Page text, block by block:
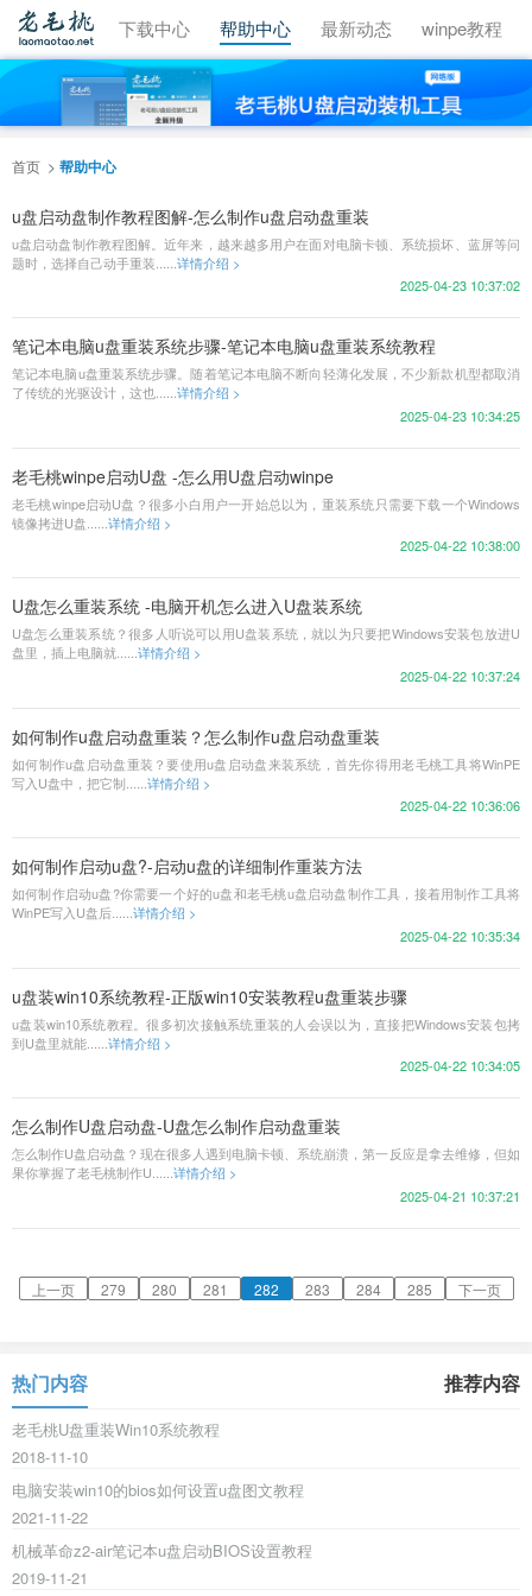
视频教程 下载中心 帮助中心 最新动态 winpe教程
首页 帮助中心
u盘启动盘制作教程图解-怎么制作u盘启动盘重装
u盘启动盘制作教程图解。近年来，越来越多用户在面对电脑卡顿、系统损坏、蓝屏等问
题时，选择自己动手重装...... 详情介绍 >
2025-04-23 10:37:02
笔记本电脑u盘重装系统步骤-笔记本电脑u盘重装系统教程
笔记本电脑u盘重装系统步骤。随着笔记本电脑不断向轻薄化发展，不少新款机型都取消
了传统的光驱设计，这也......详情介绍 >
2025-04-23 10:34:25
老毛桃winpe启动U盘 -怎么用U盘启动winpe
老毛桃winpe启动U盘？很多小白用户一开始总以为，重装系统只需要下载一个Windows
镜像拷进U盘...... 详情介绍 >
2025-04-22 10:38:00
U盘怎么重装系统 -电脑开机怎么进入U盘装系统
U盘怎么重装系统？很多人听说可以用U盘装系统，就以为只要把Windows安装包放进U
盘里，插上电脑就......详情介绍 >
2025-04-22 10:37:24
如何制作u盘启动盘重装？怎么制作u盘启动盘重装
如何制作u盘启动盘重装？要使用u盘启动盘来装系统，首先你得用老毛桃工具将WinPE
写入U盘中，把它制...... 详情介绍 >
2025-04-22 10:36:06
如何制作启动u盘?-启动u盘的详细制作重装方法
如何制作启动u盘?你需要一个好的u盘和老毛桃u盘启动盘制作工具，接着用制作工具将
WinPE写入U盘后......详情介绍 >
2025-04-22 10:35:34
u盘装win10系统教程-正版win10安装教程u盘重装步骤
u盘装win10系统教程。很多初次接触系统重装的人会误以为，直接把Windows安装包拷
到U盘里就能...... 详情介绍 >
2025-04-22 10:34:05
怎么制作U盘启动盘-U盘怎么制作启动盘重装
怎么制作U盘启动盘？现在很多人遇到电脑卡顿、系统崩溃，第一反应是拿去维修，但如
果你掌握了老毛桃制作U......详情介绍 >
2025-04-21 10:37:21
上一页 279 280 281 282 283 284 285 下一页
热门内容 推荐内容
老毛桃U盘重装Win10系统教程
2018-11-10
电脑安装win10的bios如何设置u盘图文教程
2021-11-22
机械革命z2-air笔记本u盘启动BIOS设置教程
2019-11-21